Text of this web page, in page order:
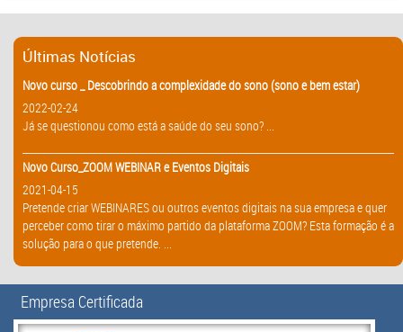
Últimas Notícias
Novo curso _ Descobrindo a complexidade do sono (sono e bem estar)
2022-02-24
Já se questionou como está a saúde do seu sono? ...
Novo Curso_ZOOM WEBINAR e Eventos Digitais
2021-04-15
Pretende criar WEBINARES ou outros eventos digitais na sua empresa e quer
perceber como tirar o máximo partido da plataforma ZOOM? Esta formação é a
solução para o que pretende. ...
Empresa Certificada